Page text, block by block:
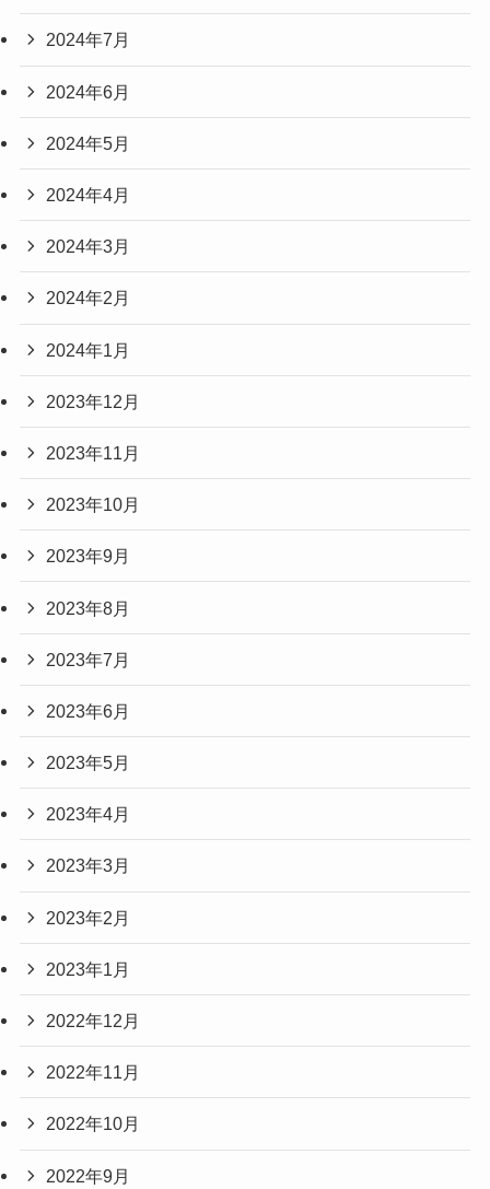
2024年7月
2024年6月
2024年5月
2024年4月
2024年3月
2024年2月
2024年1月
2023年12月
2023年11月
2023年10月
2023年9月
2023年8月
2023年7月
2023年6月
2023年5月
2023年4月
2023年3月
2023年2月
2023年1月
2022年12月
2022年11月
2022年10月
2022年9月